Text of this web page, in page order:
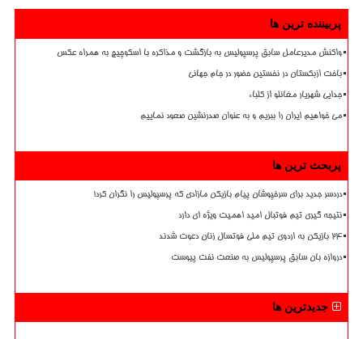
پربیننده ترین ها
واکنش مدیرعامل سابق پرسپولیس به بازگشت و مذاکره با اسکوچیچ به همراه عکس
باخت ازبکستان در نخستین حضور در جام جهانی
جدایی شهریار مغانلو از کلباء
می خواهیم ایران را ببریم و به عنوان صدرنشین صعود نماییم
پربحث ترین ها
دردسر جدید برای سرخپوشان پیام بازیکن مازادی که پرسپولیس را نگران کرد!
نتیجه گیری تیم فوتبال امید اهمیت ویژه ای دارد
۲۴ بازیکن به اردوی تیم ملی فوتسال زنان دعوت شدند
دروازه بان سابق پرسپولیس به صنعت نفت پیوست
جدیدترین ها